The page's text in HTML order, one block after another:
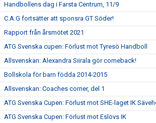
Handbollens dag i Farsta Centrum, 11/9
C.A.G fortsätter att sponsra GT Söder!
Rapport från årsmötet 2021
ATG Svenska cupen: Förlust mot Tyresö Handboll
Allsvenskan: Alexandra Siirala gör comeback!
Bollskola för barn födda 2014-2015
Allsvenskan: Coaches corner, del 1
ATG Svenska Cupen: Förlust mot SHE-laget IK
ATG Svenska Cupen: Förlust mot Eslövs IK